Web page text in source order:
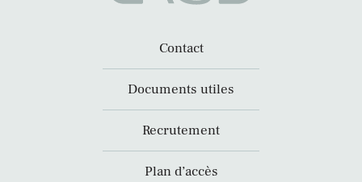
Contact
Documents utiles
Recrutement
Plan d’accès